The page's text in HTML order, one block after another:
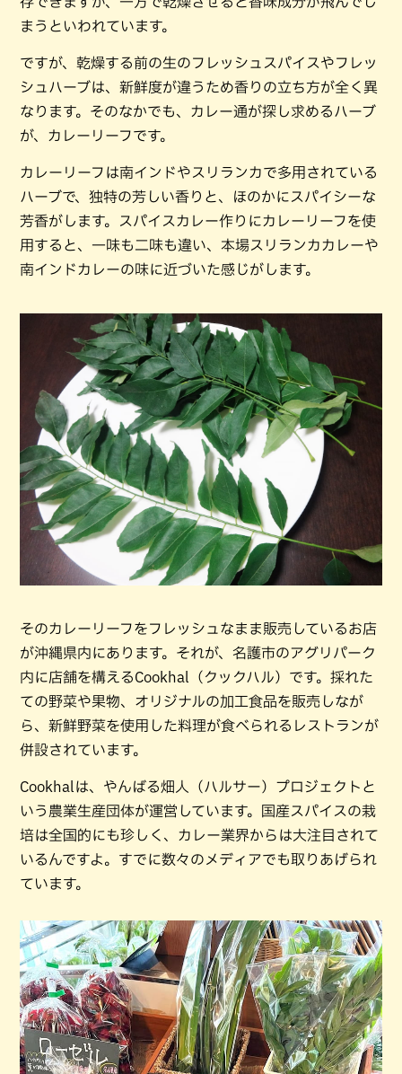
まうといわれています。
ですが、乾燥する前の生のフレッシュスパイスやフレッ
シュハーブは、新鮮度が違うため香りの立ち方が全く異
なります。そのなかでも、カレー通が探し求めるハーブ
が、カレーリーフです。
カレーリーフは南インドやスリランカで多用されている
ハーブで、独特の芳しい香りと、ほのかにスパイシーな
芳香がします。スパイスカレー作りにカレーリーフを使
用すると、一味も二味も違い、本場スリランカカレーや
南インドカレーの味に近づいた感じがします。
そのカレーリーフをフレッシュなまま販売しているお店
が沖縄県内にあります。それが、名護市のアグリパーク
内に店舗を構えるCookhal（クックハル）です。採れた
ての野菜や果物、オリジナルの加工食品を販売しなが
ら、新鮮野菜を使用した料理が食べられるレストランが
併設されています。
Cookhalは、やんばる畑人（ハルサー）プロジェクトと
いう農業生産団体が運営しています。国産スパイスの栽
培は全国的にも珍しく、カレー業界からは大注目されて
いるんですよ。すでに数々のメディアでも取りあげられ
ています。